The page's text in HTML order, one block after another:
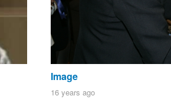
Image
16 years ago